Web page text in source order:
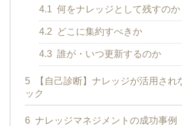
4.1 何をナレッジとして残すのか
4.2 どこに集約すべきか
4.3 誰が・いつ更新するのか
5
【自己診断】ナレッジが活用され
ック
6 ナレッジマネジメントの成功事例